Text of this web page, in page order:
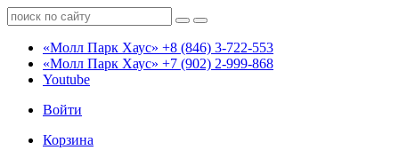
«Молл Парк Хаус» +8 (846) 3-722-553
«Молл Парк Хаус» +7 (902) 2-999-868
Youtube
Войти
Корзина